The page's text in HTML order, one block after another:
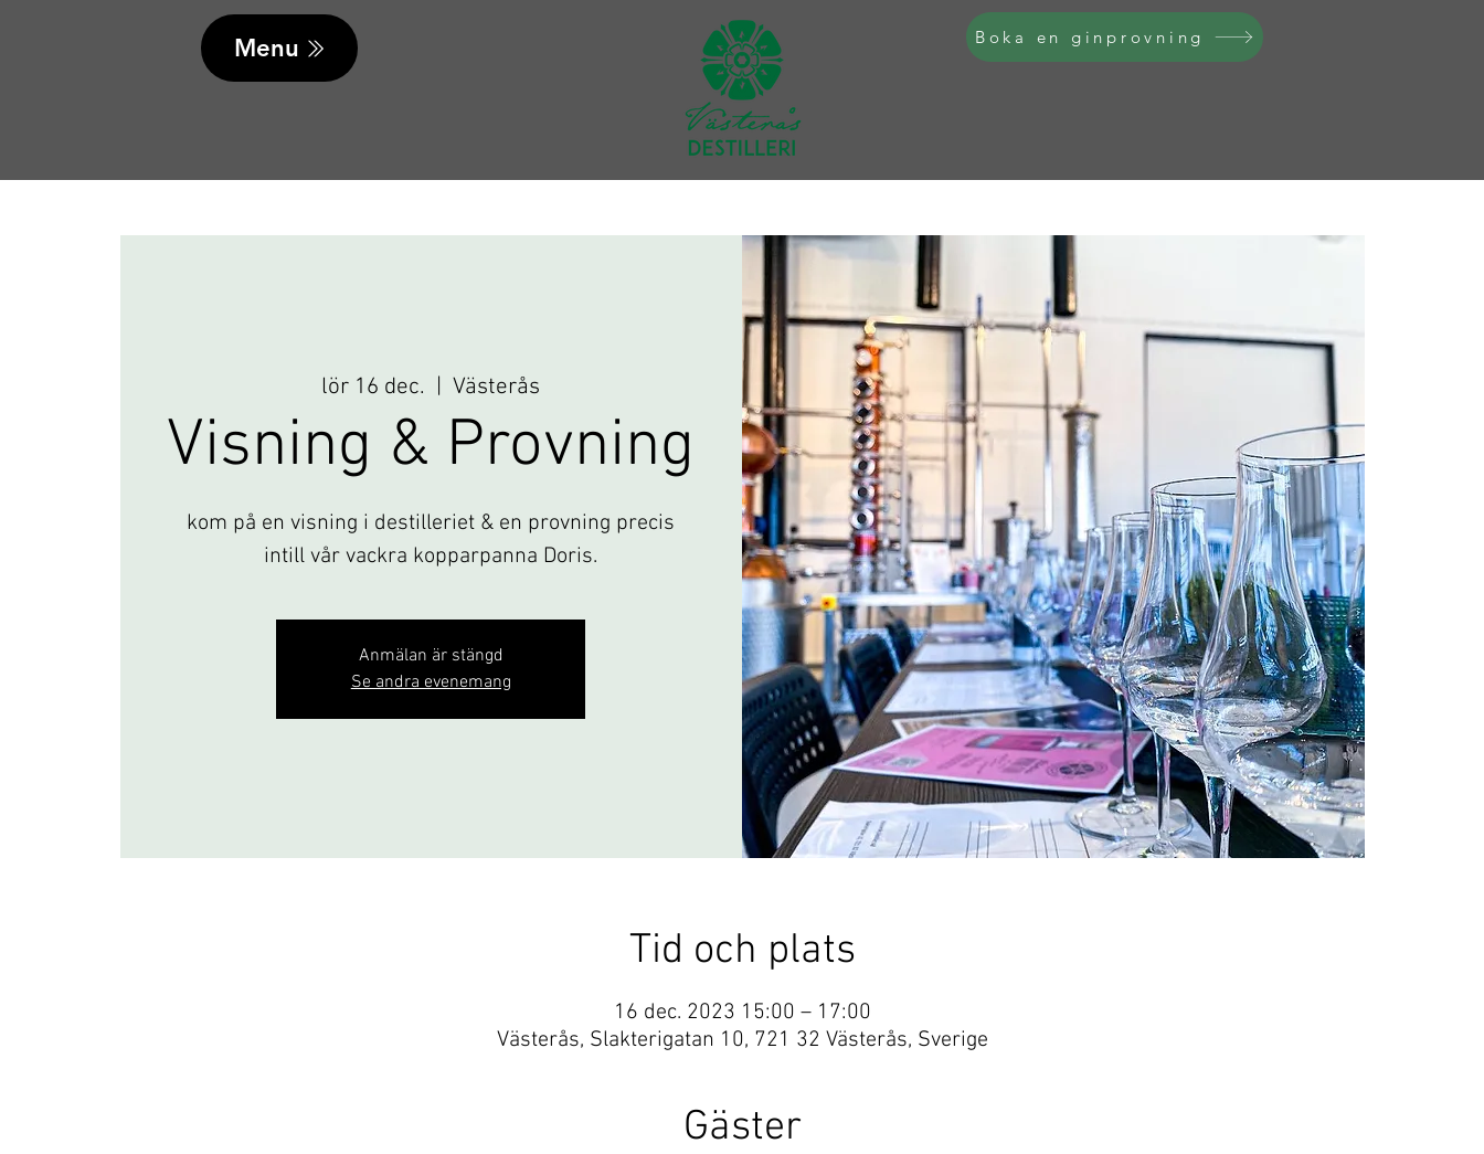
Menu Boka en ginprovning
lör 16 dec.
  |
Västerås
Visning & Provning
kom på en visning i destilleriet & en provning precis
intill vår vackra kopparpanna Doris.
Anmälan är stängd
Se andra evenemang
Tid och plats
16 dec. 2023 15:00 – 17:00
Västerås, Slakterigatan 10, 721 32 Västerås, Sverige
Gäster